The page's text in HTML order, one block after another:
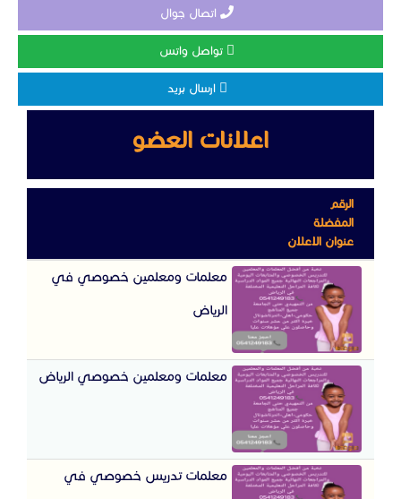
اتصال جوال
تواصل واتس
ارسال بريد
اعلانات العضو
الرقم
المفضلة
عنوان الاعلان
معلمات ومعلمين خصوصي في
الرياض
معلمات ومعلمين خصوصي الرياض
معلمات تدريس خصوصي في